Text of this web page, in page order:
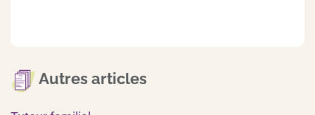
Autres articles